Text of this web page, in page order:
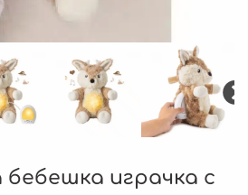
играчка с